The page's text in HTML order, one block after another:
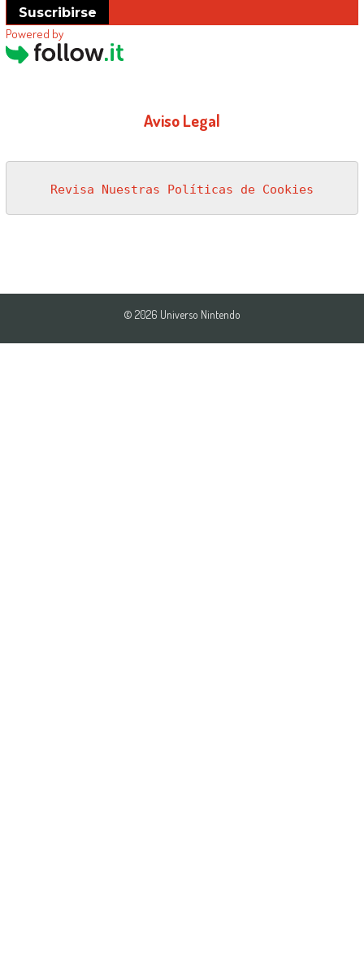
Suscribirse
Powered by
Aviso Legal
Revisa Nuestras Políticas de Cookies
© 2026 Universo Nintendo